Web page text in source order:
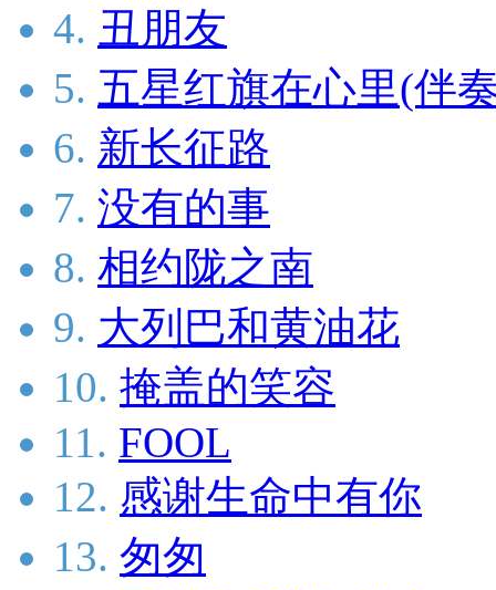
4. 丑朋友
5. 五星红旗在心里(伴
6. 新长征路
7. 没有的事
8. 相约陇之南
9. 大列巴和黄油花
10. 掩盖的笑容
11. FOOL
12. 感谢生命中有你
13. 匆匆